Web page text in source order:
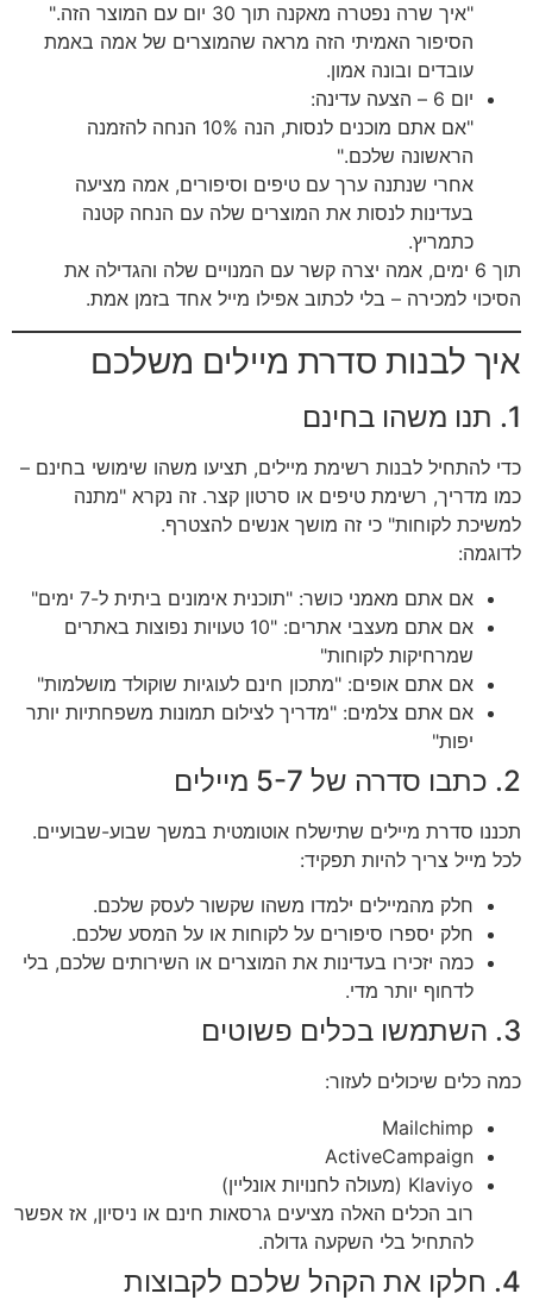
"איך שרה נפטרה מאקנה תוך 30 יום עם המוצר הזה."
הסיפור האמיתי הזה מראה שהמוצרים של אמה באמת
עובדים ובונה אמון.
יום 6 – הצעה עדינה:
"אם אתם מוכנים לנסות, הנה 10% הנחה להזמנה
הראשונה שלכם."
אחרי שנתנה ערך עם טיפים וסיפורים, אמה מציעה
בעדינות לנסות את המוצרים שלה עם הנחה קטנה
כתמריץ.
תוך 6 ימים, אמה יצרה קשר עם המנויים שלה והגדילה את
הסיכוי למכירה – בלי לכתוב אפילו מייל אחד בזמן אמת.
איך לבנות סדרת מיילים משלכם
1. תנו משהו בחינם
כדי להתחיל לבנות רשימת מיילים, תציעו משהו שימושי בחינם –
כמו מדריך, רשימת טיפים או סרטון קצר. זה נקרא "מתנה
למשיכת לקוחות" כי זה מושך אנשים להצטרף.
לדוגמה:
אם אתם מאמני כושר: "תוכנית אימונים ביתית ל-7 ימים"
אם אתם מעצבי אתרים: "10 טעויות נפוצות באתרים
שמרחיקות לקוחות"
אם אתם אופים: "מתכון חינם לעוגיות שוקולד מושלמות"
אם אתם צלמים: "מדריך לצילום תמונות משפחתיות יותר
יפות"
2. כתבו סדרה של 5-7 מיילים
תכננו סדרת מיילים שתישלח אוטומטית במשך שבוע-שבועיים.
לכל מייל צריך להיות תפקיד:
חלק מהמיילים ילמדו משהו שקשור לעסק שלכם.
חלק יספרו סיפורים על לקוחות או על המסע שלכם.
כמה יזכירו בעדינות את המוצרים או השירותים שלכם, בלי
לדחוף יותר מדי.
3. השתמשו בכלים פשוטים
כמה כלים שיכולים לעזור:
Mailchimp
ActiveCampaign
Klaviyo (מעולה לחנויות אונליין)
רוב הכלים האלה מציעים גרסאות חינם או ניסיון, אז אפשר
להתחיל בלי השקעה גדולה.
4. חלקו את הקהל שלכם לקבוצות